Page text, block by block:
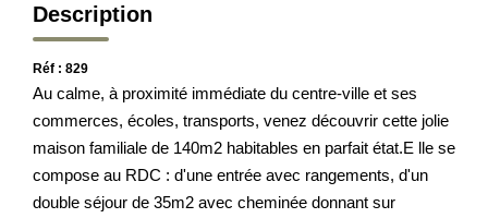
Description
Réf : 829
Au calme, à proximité immédiate du centre-ville et ses
commerces, écoles, transports, venez découvrir cette jolie
maison familiale de 140m2 habitables en parfait état.E lle se
compose au RDC : d'une entrée avec rangements, d'un
double séjour de 35m2 avec cheminée donnant sur